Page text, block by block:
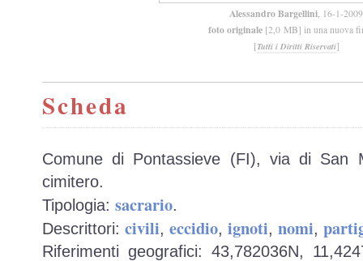
Alessandro Bargellini, 16-1-2009
foto originale [2,0 MB] in una nuova
[Tutti i Diritti Riservati]
Scheda
Comune di Pontassieve (FI), via di San
cimitero.
Tipologia: sacrario.
Descrittori: civili, eccidio, ignoti, nomi,
Riferimenti geografici: 43,782036N,